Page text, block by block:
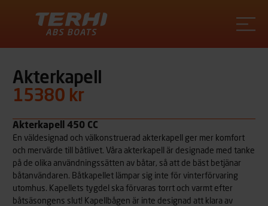
Akterkapell
15380 kr
Akterkapell 450 CC
En väldesignad och välkonstruerad akterkapell ger mer komfort
och mervärde till båtlivet. Våra akterkapell är designade med tanke
på de olika användningssätten av båtar, så att de bäst betjänar
båtanvändaren. Båtkapellet lämpar sig inte för vinterförvaring
utomhus. Kapellets tygdel ska förvaras torrt och varmt efter
båtsäsongens slut! Kapellbågen är inte designad att klara av